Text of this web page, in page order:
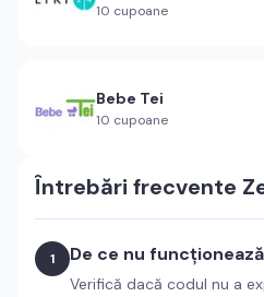
10 cupoane
Bebe Tei
10 cupoane
Întrebări frecvente
1 De ce nu
Verifică dacă codul nu a